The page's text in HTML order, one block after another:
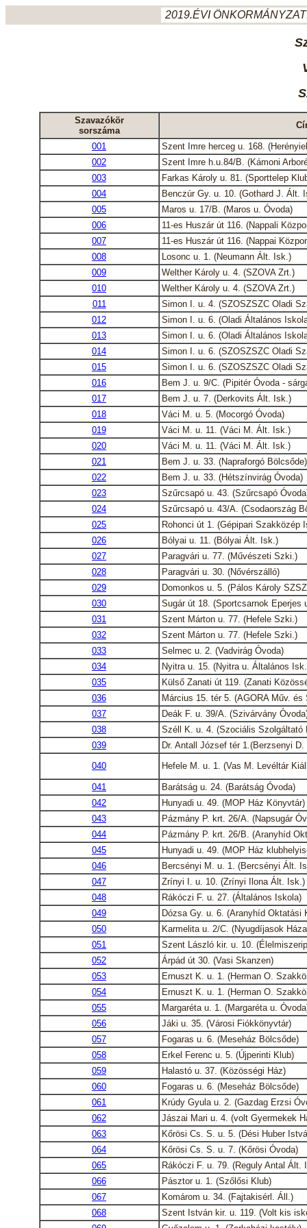
2019.ÉVI
Szavazókör
sorszáma
001
Szent Imre herceg u. 168.
002
Szent Imre h.u.84/B. (Kámoni
003
Farkas Károly u. 81. (Sporttelep
004
Benczúr Gy. u. 10. (Gothard J. Ált.
005
Maros u. 17/B. (Maros u. Óvoda)
006
11-es Huszár út 116. (Nappali
007
11-es Huszár út 116. (Nappai
008
Losonc u. 1. (Neumann Ált. Isk.)
009
Welther Károly u. 4. (SZOVA Zrt.)
010
Welther Károly u. 4. (SZOVA Zrt.)
011
Simon I. u. 4. (SZOSZSZC Oladi
012
Simon I. u. 6. (Oladi Általános
013
Simon I. u. 6. (Oladi Általános
014
Simon I. u. 6. (SZOSZSZC Oladi
015
Simon I. u. 6. (SZOSZSZC Oladi
016
Bem J. u. 9/C. (Pipitér Óvoda -
017
Bem J. u. 7. (Derkovits Ált. Isk.)
018
Váci M. u. 5. (Mocorgó Óvoda)
019
Váci M. u. 11. (Váci M. Ált. Isk.)
020
Váci M. u. 11. (Váci M. Ált. Isk.)
021
Bem J. u. 33. (Napraforgó Bölcsőde)
022
Bem J. u. 33. (Hétszínvirág Óvoda)
023
Szűrcsapó u. 43. (Szűrcsapó
024
Szűrcsapó u. 43/A. (Csodaország
025
Rohonci út 1. (Gépipari Szakközép
026
Bólyai u. 11. (Bólyai Ált. Isk.)
027
Paragvári u. 77. (Művészeti Szki.)
028
Paragvári u. 30. (Nővérszálló)
029
Domonkos u. 5. (Pálos Károly
030
Sugár út 18. (Sportcsarnok Eperjes
031
Szent Márton u. 77. (Hefele Szki.)
032
Szent Márton u. 77. (Hefele Szki.)
033
Selmec u. 2. (Vadvirág Óvoda)
034
Nyitra u. 15. (Nyitra u. Általános
035
Külső Zanati út 119. (Zanati
036
Március 15. tér 5. (AGORA Műv. és
037
Deák F. u. 39/A. (Szivárvány
038
Széll K. u. 4. (Szociális Szolgáltató
039
Dr. Antall József tér 1.(Berzsenyi D.
040
Hefele M. u. 1. (Vas M. Levéltár
041
Barátság u. 24. (Barátság Óvoda)
042
Hunyadi u. 49. (MOP Ház Könyvtár)
043
Pázmány P. krt. 26/A. (Napsugár
044
Pázmány P. krt. 26/B. (Aranyhíd
045
Hunyadi u. 49. (MOP Ház
046
Bercsényi M. u. 1. (Bercsényi Ált.
047
Zrínyi I. u. 10. (Zrínyi Ilona Ált. Isk.)
048
Rákóczi F. u. 27. (Általános Iskola)
049
Dózsa Gy. u. 6. (Aranyhíd Oktatási
050
Karmelita u. 2/C. (Nyugdíjasok
051
Szent László kir. u. 10.
052
Árpád út 30. (Vasi Skanzen)
053
Ernuszt K. u. 1. (Herman O.
054
Ernuszt K. u. 1. (Herman O.
055
Margaréta u. 1. (Margaréta u.
056
Jáki u. 35. (Városi Fiókkönyvtár)
057
Fogaras u. 6. (Meseház Bölcsőde)
058
Erkel Ferenc u. 5. (Újperinti Klub)
059
Halastó u. 37. (Közösségi Ház)
060
Fogaras u. 6. (Meseház Bölcsőde)
061
Krúdy Gyula u. 2. (Gazdag Erzsi
062
Jászai Mari u. 4. (volt Gyermekek
063
Kőrösi Cs. S. u. 5. (Dési Huber
064
Kőrösi Cs. S. u. 7. (Kőrösi Óvoda)
065
Rákóczi F. u. 79. (Reguly Antal Ált.
066
Pásztor u. 1. (Szőlősi Klub)
067
Komárom u. 34. (Fajtakisérl. Áll.)
068
Szent István kir. u. 119. (Volt kis